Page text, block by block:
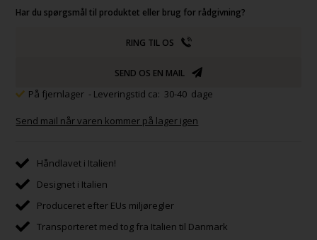
Har du spørgsmål til produktet eller brug for rådgivning?
RING TIL OS
SEND OS EN MAIL
På fjernlager - Leveringstid ca: 30-40 dage
Send mail når varen kommer på lager igen
Håndlavet i Italien!
Designet i Italien
Produceret efter EUs miljøregler
Transporteret med tog fra Italien til Danmark